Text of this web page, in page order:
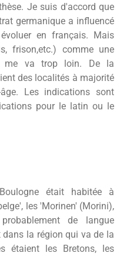
Je suis d'accord que
germanique a influencé
en français. Mais
frison,etc.) comme une
me va trop loin. De la
des localités à majorité
Les indications sont
pour le latin ou le
était habitée à
les 'Morinen' (Morini),
de langue
la région qui va de la
étaient les Bretons, les